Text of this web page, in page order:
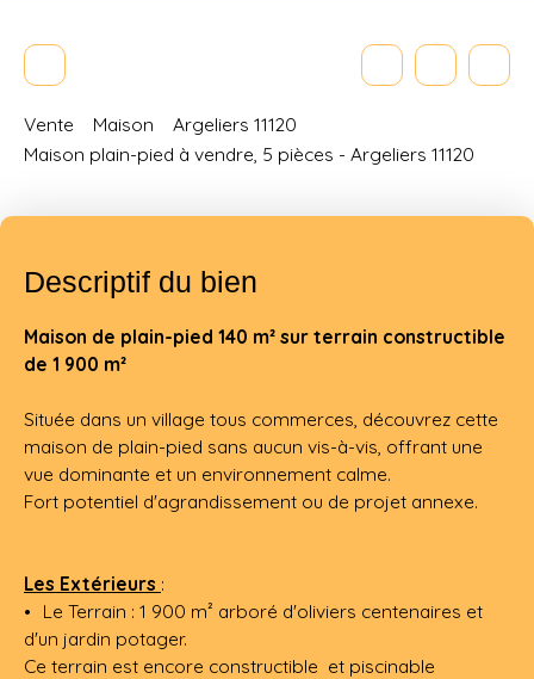
Vente Maison
Argeliers 11120
Maison plain-pied à vendre, 5 pièces - Argeliers 11120
Descriptif du bien
Maison de plain-pied 140 m² sur terrain constructible
de 1 900 m²
Située dans un village tous commerces, découvrez cette
maison de plain-pied sans aucun vis-à-vis, offrant une
vue dominante et un environnement calme.
Fort potentiel d'agrandissement ou de projet annexe.
Les Extérieurs :
Le Terrain : 1 900 m² arboré d'oliviers centenaires et
d'un jardin potager.
Ce terrain est encore constructible et piscinable